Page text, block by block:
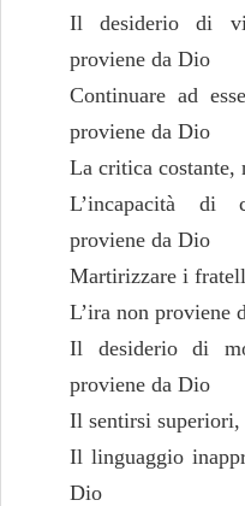
Il desiderio di
proviene da Dio
Continuare ad
proviene da Dio
La critica costante,
L’incapacità di
proviene da Dio
Martirizzare i
L’ira non proviene
Il desiderio di
proviene da Dio
Il sentirsi
Il linguaggio
Dio